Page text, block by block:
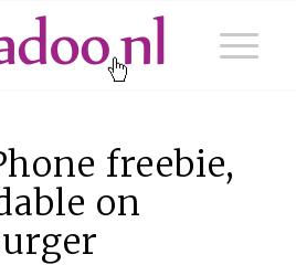
freebie,
on